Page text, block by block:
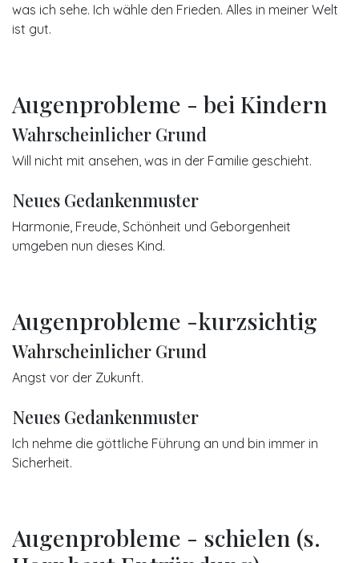
was ich sehe. Ich wähle den Frieden. Alles in meiner Welt
ist gut.
Augenprobleme - bei Kindern
Wahrscheinlicher Grund
Will nicht mit ansehen, was in der Familie geschieht.
Neues Gedankenmuster
Harmonie, Freude, Schönheit und Geborgenheit
umgeben nun dieses Kind.
Augenprobleme -kurzsichtig
Wahrscheinlicher Grund
Angst vor der Zukunft.
Neues Gedankenmuster
Ich nehme die göttliche Führung an und bin immer in
Sicherheit.
Augenprobleme - schielen (s.